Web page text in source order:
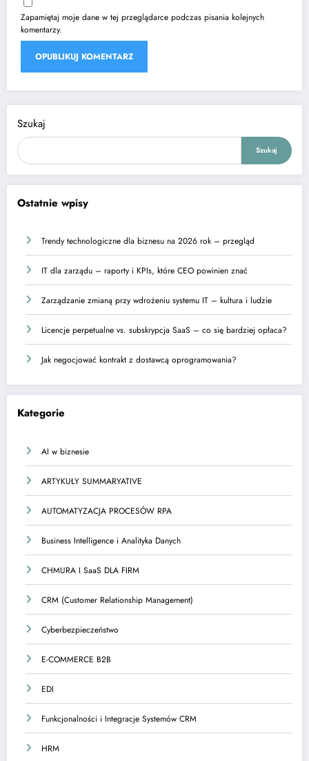
Zapamiętaj moje dane w tej przeglądarce podczas pisania kolejnych
komentarzy.
Szukaj
Szukaj
Ostatnie wpisy
Trendy technologiczne dla biznesu na 2026 rok – przegląd
IT dla zarządu – raporty i KPIs, które CEO powinien znać
Zarządzanie zmianą przy wdrożeniu systemu IT – kultura i ludzie
Licencje perpetualne vs. subskrypcja SaaS – co się bardziej opłaca?
Jak negocjować kontrakt z dostawcą oprogramowania?
Kategorie
AI w biznesie
ARTYKUŁY SUMMARYATIVE
AUTOMATYZACJA PROCESÓW RPA
Business Intelligence i Analityka Danych
CHMURA I SaaS DLA FIRM
CRM (Customer Relationship Management)
Cyberbezpieczeństwo
E-COMMERCE B2B
EDI
Funkcjonalności i Integracje Systemów CRM
HRM